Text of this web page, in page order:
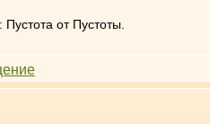
от Пустоты.